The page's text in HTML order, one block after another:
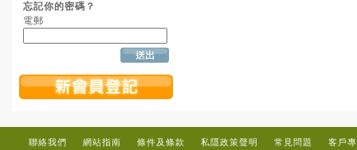
忘記你的密碼？
電郵
聯絡我們 網站指南 條件及條款 私隱政策聲明 常見問題 客戶